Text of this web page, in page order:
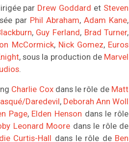
par Drew Goddard et Steven
par Phil Abraham,Adam Kane,
, Guy Ferland, Brad Turner,
McCormick, Nick Gomez, Euros
, sous la production de Marvel
.
Charlie Coxdans le rôle de Matt
Daredevil, Deborah Ann Woll
Page, Elden Henson dans le rôle
Leonard Moore dans le rôle de
Curtis-Hall dans le rôle de Ben